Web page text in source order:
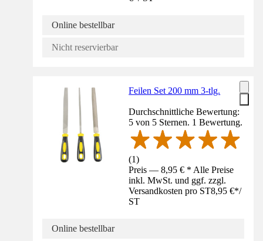
Online bestellbar
Nicht reservierbar
Feilen Set 200 mm 3-tlg.
Durchschnittliche Bewertung:
5 von 5 Sternen. 1 Bewertung.
(1)
Preis — 8,95 € * Alle Preise
inkl. MwSt. und ggf. zzgl.
Versandkosten pro ST8,95 €*/
ST
Online bestellbar